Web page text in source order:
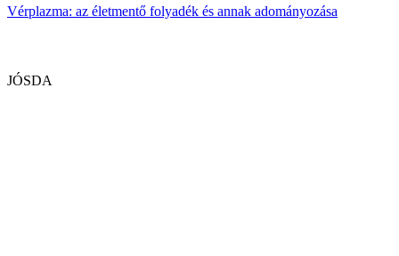
Vérplazma: az életmentő folyadék és annak adományozása
JÓSDA